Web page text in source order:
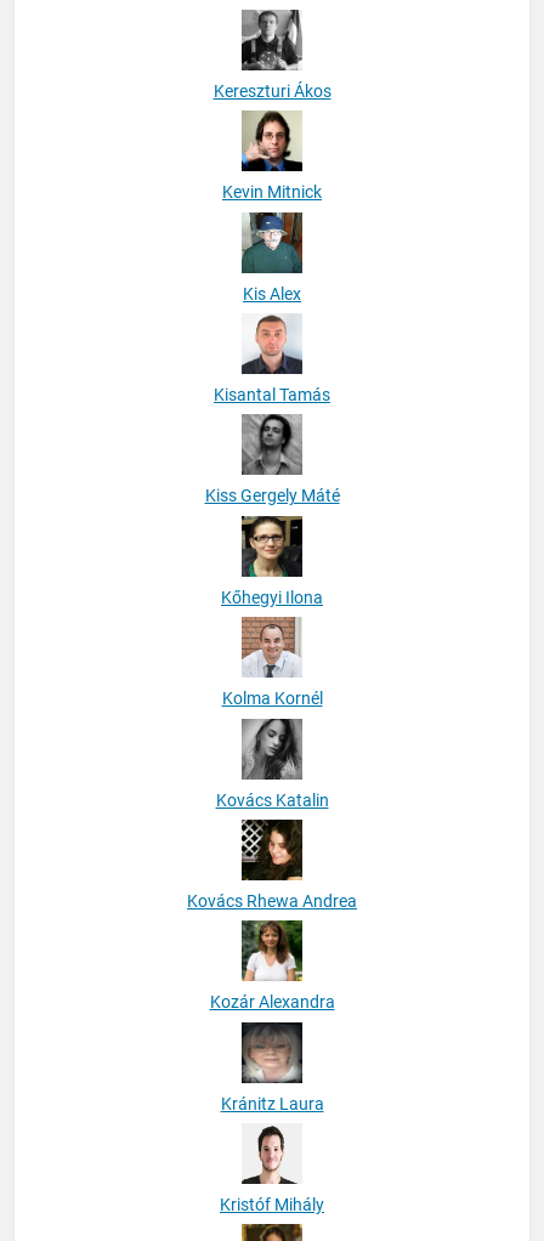
Kerekes Csaba
Kereszturi Ákos
Kevin Mitnick
Kis Alex
Kisantal Tamás
Kiss Gergely Máté
Kőhegyi Ilona
Kolma Kornél
Kovács Katalin
Kovács Rhewa Andrea
Kozár Alexandra
Kránitz Laura
Kristóf Mihály